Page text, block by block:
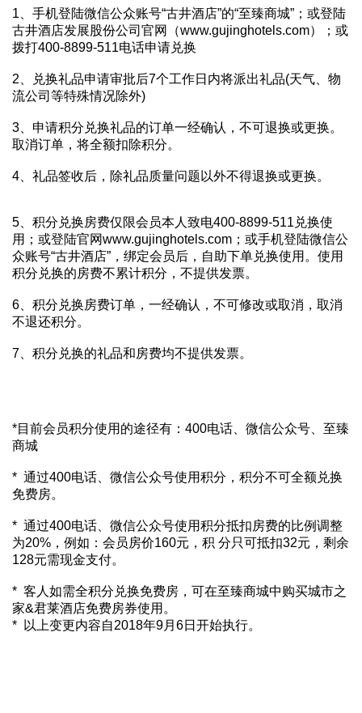
1、手机登陆微信公众账号“古井酒店”的“至臻商城”；或登陆
古井酒店发展股份公司官网（www.gujinghotels.com）；或
拨打400-8899-511电话申请兑换
2、兑换礼品申请审批后7个工作日内将派出礼品(天气、物
流公司等特殊情况除外)
3、申请积分兑换礼品的订单一经确认，不可退换或更换。
取消订单，将全额扣除积分。
4、礼品签收后，除礼品质量问题以外不得退换或更换。
5、积分兑换房费仅限会员本人致电400-8899-511兑换使
用；或登陆官网www.gujinghotels.com；或手机登陆微信公
众账号“古井酒店”，绑定会员后，自助下单兑换使用。使用
积分兑换的房费不累计积分，不提供发票。
6、积分兑换房费订单，一经确认，不可修改或取消，取消
不退还积分。
7、积分兑换的礼品和房费均不提供发票。
*目前会员积分使用的途径有：400电话、微信公众号、至臻
商城
* 通过400电话、微信公众号使用积分，积分不可全额兑换
免费房。
* 通过400电话、微信公众号使用积分抵扣房费的比例调整
为20%，例如：会员房价160元，积 分只可抵扣32元，剩余
128元需现金支付。
* 客人如需全积分兑换免费房，可在至臻商城中购买城市之
家&君莱酒店免费房券使用。
* 以上变更内容自2018年9月6日开始执行。